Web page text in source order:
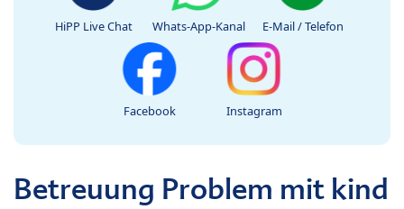
HiPP Live Chat Whats-App-Kanal E-Mail / Telefon
Facebook Instagram
Betreuung Problem mit kind